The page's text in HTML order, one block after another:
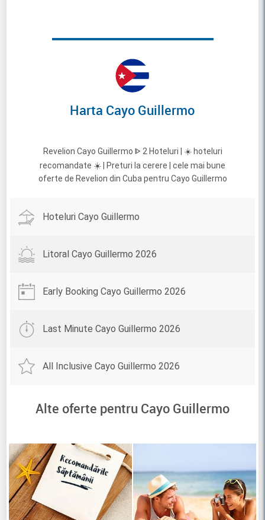
Harta Cayo Guillermo
Revelion Cayo Guillermo ᐈ 2 Hoteluri | ☀️ hoteluri
recomandate ☀️ | Preturi la cerere | cele mai bune
oferte de Revelion din Cuba pentru Cayo Guillermo
Hoteluri Cayo Guillermo
Litoral Cayo Guillermo 2026
Early Booking Cayo Guillermo 2026
Last Minute Cayo Guillermo 2026
All Inclusive Cayo Guillermo 2026
Alte oferte pentru Cayo Guillermo